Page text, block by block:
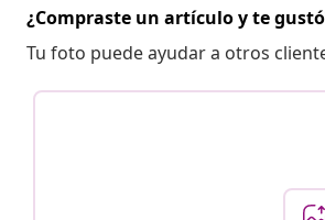
¿Compraste un artículo y te
Tu foto puede ayudar a otros